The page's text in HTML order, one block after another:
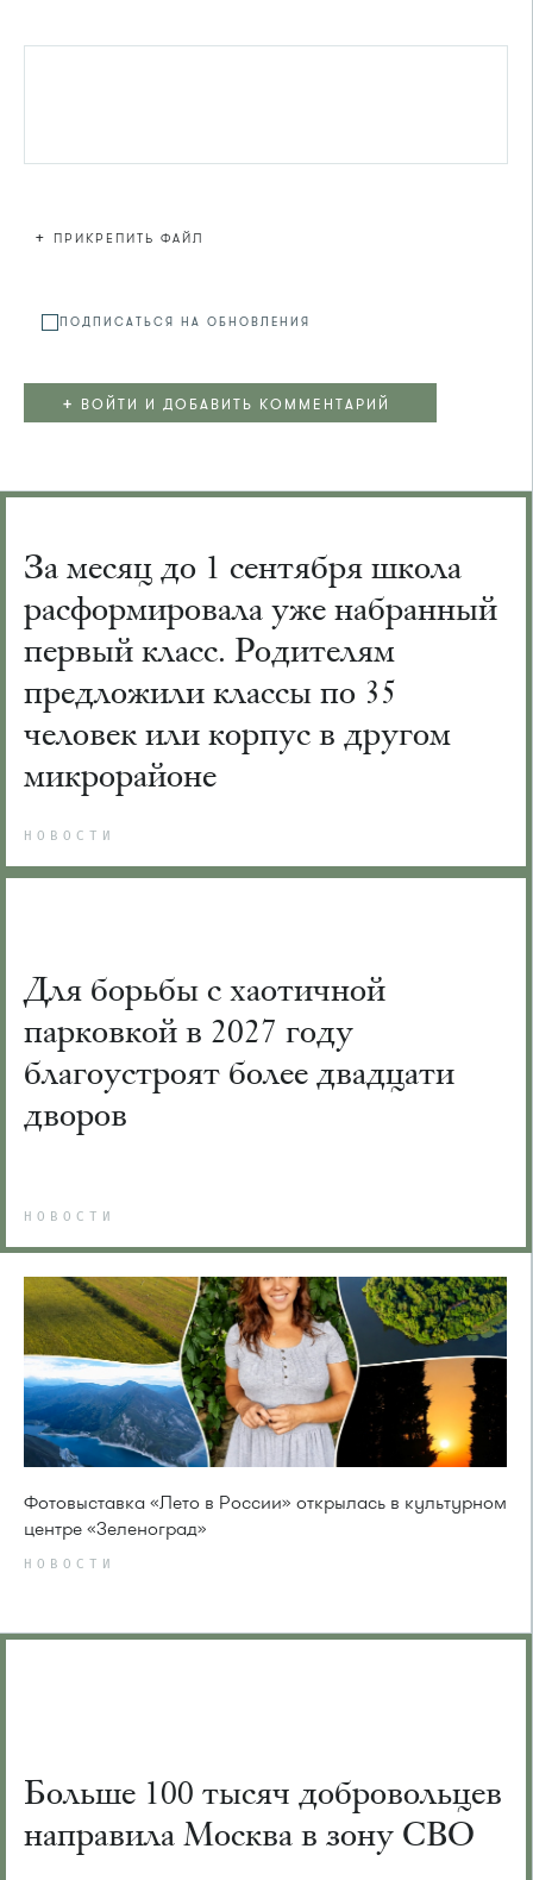
+ ПРИКРЕПИТЬ ФАЙЛ
ПОДПИСАТЬСЯ НА ОБНОВЛЕНИЯ
+ ВОЙТИ И ДОБАВИТЬ КОММЕНТАРИЙ
За месяц до 1 сентября школа
расформировала уже набранный
первый класс. Родителям
предложили классы по 35
человек или корпус в другом
микрорайоне
НОВОСТИ
Для борьбы с хаотичной
парковкой в 2027 году
благоустроят более двадцати
дворов
НОВОСТИ
Фотовыставка «Лето в России» открылась в культурном
центре «Зеленоград»
НОВОСТИ
Больше 100 тысяч добровольцев
направила Москва в зону СВО